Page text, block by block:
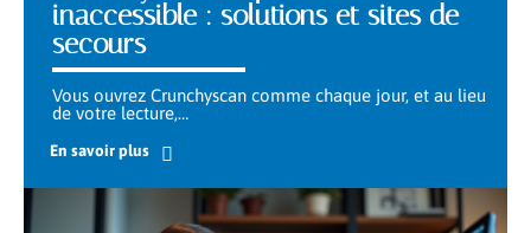
inaccessible : solutions et sites de
secours
Vous ouvrez Crunchyscan comme chaque jour, et au lieu
de votre lecture,…
En savoir plus